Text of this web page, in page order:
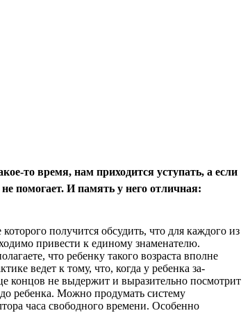
то вре­мя, нам приходится уступать, а если
помогает. И па­мять у него отличная:
получится обсудить, что для каждого из
привести к единому знаменателю.
что ребенку такого возраста вполне
ведет к тому, что, когда у ребенка за­
концов не выдержит и выразительно пос­мотрит
ребенка. Можно продумать систему
часа свободного времени. Особенно